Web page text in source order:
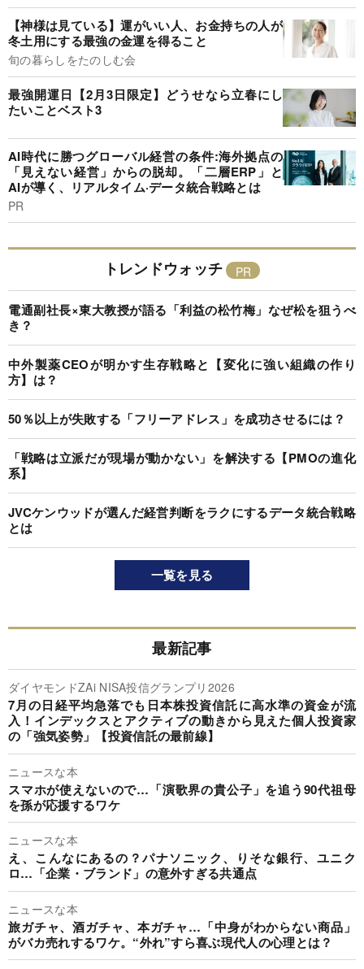
【神様は見ている】運がいい人、お金持ちの人が
冬土用にする最強の金運を得ること
旬の暮らしをたのしむ会
最強開運日【2月3日限定】どうせなら立春にし
たいことベスト3
AI時代に勝つグローバル経営の条件:海外拠点の
「見えない経営」からの脱却。「二層ERP」と
AIが導く、リアルタイム·データ統合戦略とは
PR
トレンドウォッチ
電通副社長×東大教授が語る「利益の松竹梅」なぜ松を狙うべ
き？
中外製薬CEOが明かす生存戦略と【変化に強い組織の作り
方】は？
50％以上が失敗する「フリーアドレス」を成功させるには？
「戦略は立派だが現場が動かない」を解決する【PMOの進化
系】
JVCケンウッドが選んだ経営判断をラクにするデータ統合戦略
とは
一覧を見る
最新記事
ダイヤモンドZAi NISA投信グランプリ2026
7月の日経平均急落でも日本株投資信託に高水準の資金が流
入！インデックスとアクティブの動きから見えた個人投資家
の「強気姿勢」【投資信託の最前線】
ニュースな本
スマホが使えないので…「演歌界の貴公子」を追う90代祖母
を孫が応援するワケ
ニュースな本
え、こんなにあるの？パナソニック、りそな銀行、ユニク
ロ…「企業・ブランド」の意外すぎる共通点
ニュースな本
旅ガチャ、酒ガチャ、本ガチャ…「中身がわからない商品」
がバカ売れするワケ。“外れ”すら喜ぶ現代人の心理とは？